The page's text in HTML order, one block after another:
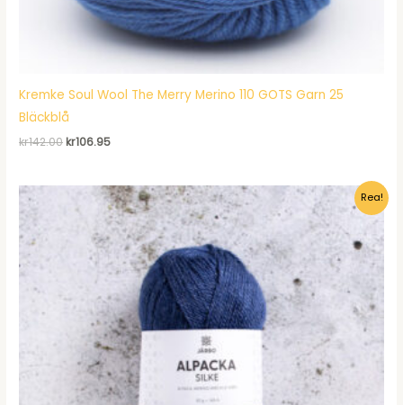
Kremke Soul Wool The Merry Merino 110 GOTS Garn 25
Bläckblå
kr142.00Det
var:
kr142.00.
kr106.95Det
är:
kr106.95.
Rea!